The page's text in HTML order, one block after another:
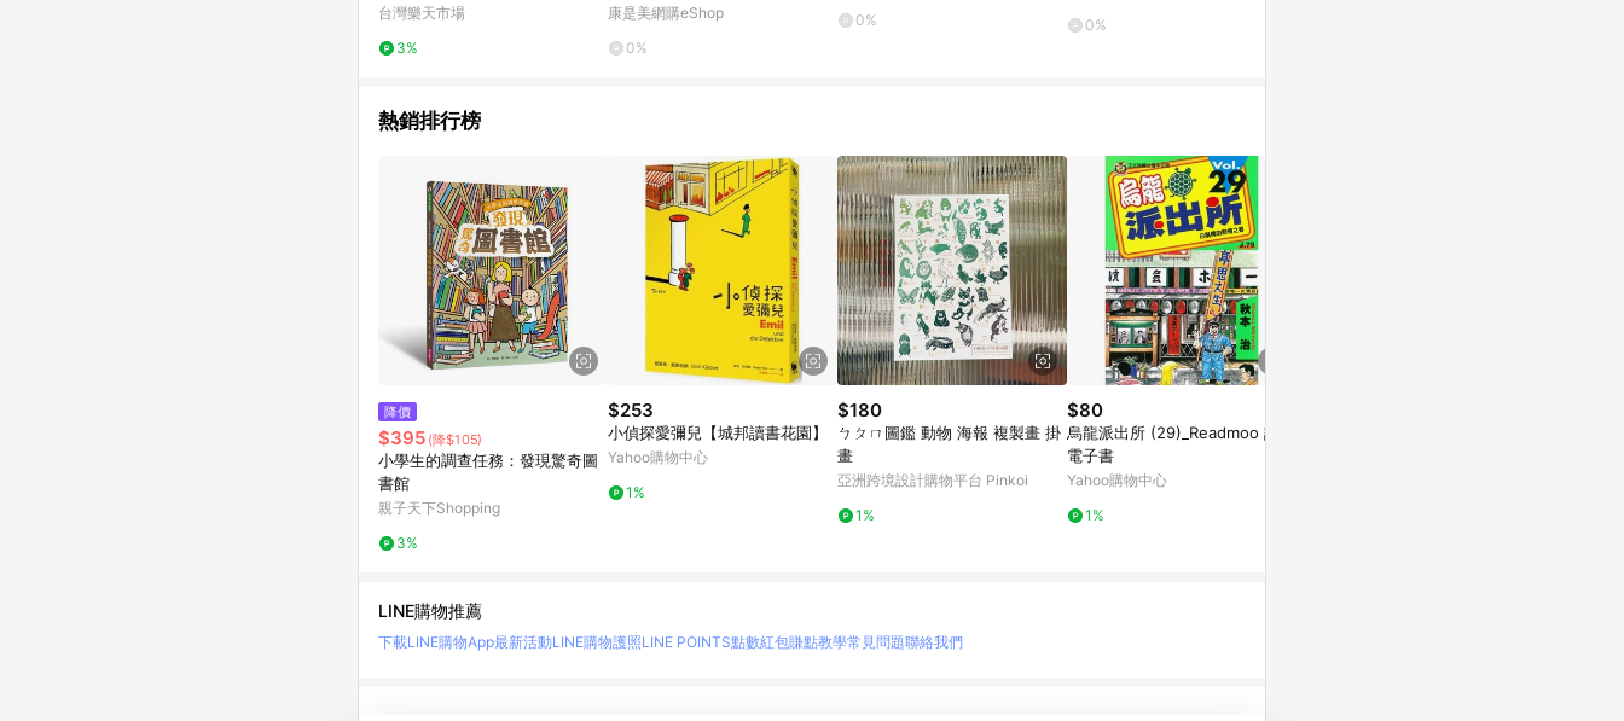
台灣樂天市場
3%
康是美網購eShop
0%
0%
0%
熱銷排行榜
降價
$395 (降$105)
小學生的調查任務：發現驚奇圖
書館
親子天下Shopping
3%
$253
小偵探愛彌兒【城邦讀書花園】
Yahoo購物中心
1%
$180
ㄅㄆㄇ圖鑑 動物 海報 複製畫 掛
畫
亞洲跨境設計購物平台 Pinkoi
1%
$80
烏龍派出所 (29)_Readmoo 讀墨
電子書
Yahoo購物中心
1%
LINE購物推薦
下載LINE購物App最新活動LINE購物護照LINE POINTS點數紅包賺點教學常見問題聯絡我們